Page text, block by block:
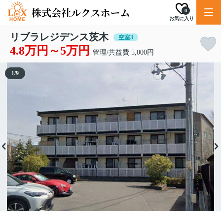
お気に入り
0
リブラレジデンス茨木 空室3
4.8万円～5万円 管理/共益費 5,000円
1/9